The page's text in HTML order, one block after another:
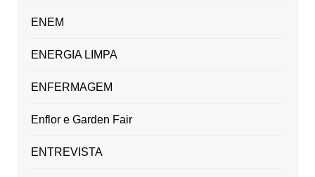
ENEM
ENERGIA LIMPA
ENFERMAGEM
Enflor e Garden Fair
ENTREVISTA